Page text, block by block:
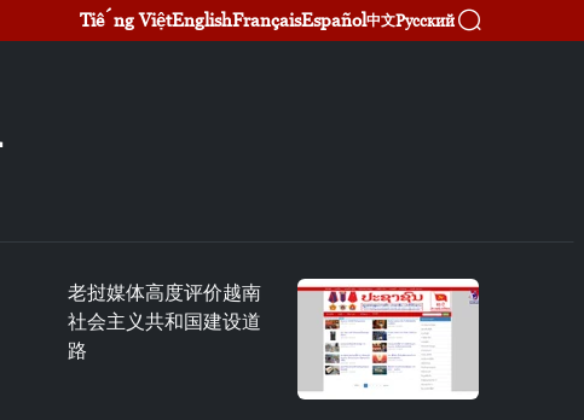
Tiếng ViệtEnglishFrançaisEspañol中文Русский
老挝媒体高度评价越南
社会主义共和国建设道
路